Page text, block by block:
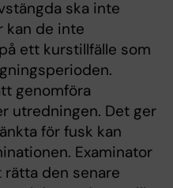
ska inte
kan de inte
ett kurstillfälle som
genomföra
utredningen. Det ger
för fusk kan
Examinator
den senare